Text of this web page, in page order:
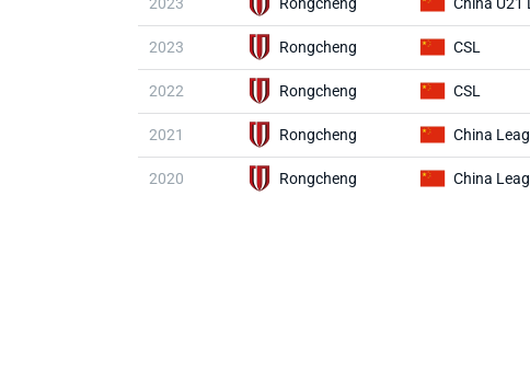
2023 Rongcheng CSL
2022 Rongcheng CSL
2021 Rongcheng China
2020 Rongcheng China